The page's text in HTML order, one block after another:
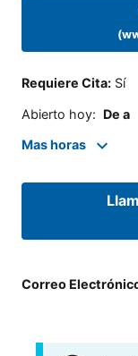
Requiere Cita: Sí
Abierto hoy: De a
Mas horas
Correo